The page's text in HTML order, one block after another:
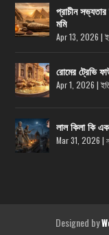
প্রাচীন
মমি
Apr 13, 2026 |
রোমের ট্রেভি
Apr 1, 2026 |
লাল কিলা কি
Mar 31, 2026 |
Designed by